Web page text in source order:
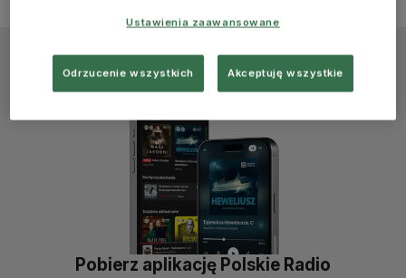
Pobierz aplikację Polskie Radio
Ustawienia zaawansowane
Odrzucenie wszystkich Akceptuję wszystkie